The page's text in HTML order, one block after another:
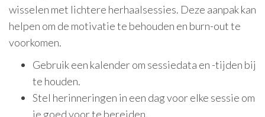
wisselen met lichtere herhaalsessies. Deze aanpak kan
helpen om de motivatie te behouden en burn-out te
voorkomen.
Gebruik een kalender om sessiedata en -tijden bij
te houden.
Stel herinneringen in een dag voor elke sessie om
je goed voor te bereiden.